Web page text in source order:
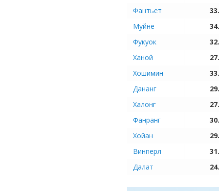
Фантьет
Муйне
Фукуок
Ханой
Хошимин
Дананг
Халонг
Фанранг
Хойан
Винперл
Далат